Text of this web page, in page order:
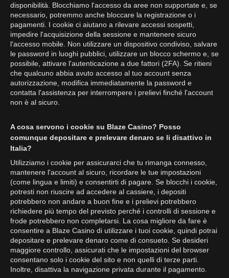
disponibilità. Blocchiamo l'accesso da aree non supportate e, se
necessario, potremmo anche bloccare la registrazione o i
pagamenti. I cookie ci aiutano a rilevare accessi sospetti,
impedire l'acquisizione della sessione e mantenere sicuro
l'accesso mobile. Non utilizzare un dispositivo condiviso, salvare
le password in luoghi pubblici, utilizzare un blocco schermo e, se
possibile, attivare l'autenticazione a due fattori (2FA). Se ritieni
che qualcuno abbia avuto accesso al tuo account senza
autorizzazione, modifica immediatamente la password e
contatta l'assistenza per interrompere i prelievi finché l'account
non è al sicuro.
A cosa servono i cookie su Blaze Casino? Posso
comunque depositare e prelevare denaro se li disattivo in
Italia?
Utilizziamo i cookie per assicurarci che tu rimanga connesso,
mantenere l'account al sicuro, ricordare le tue impostazioni
(come lingua e limiti) e consentirti di pagare. Se blocchi i cookie,
potresti non riuscire ad accedere al cassiere, i depositi
potrebbero non andare a buon fine e i prelievi potrebbero
richiedere più tempo del previsto perché i controlli di sessione e
frode potrebbero non completarsi. La cosa migliore da fare è
consentire a Blaze Casino di utilizzare i tuoi cookie, quindi potrai
depositare e prelevare denaro come di consueto. Se desideri
maggiore controllo, assicurati che le impostazioni del browser
consentano solo i cookie del sito e non quelli di terze parti.
Inoltre, disattiva la navigazione privata durante il pagamento.